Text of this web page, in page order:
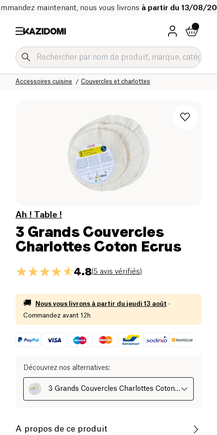
maintenant, nous vous livrons à partir du 13/08/
Couvercles et charlottes
Accessoires cuisine
Accessoires Cuisine Maison
Maison
Accueil
Ah ! Table !
3 Grands Couvercles
Charlottes Coton Ecrus
4.8(5 avis vérifiés)
🚚 Nous vous livrons à partir du jeudi 13 août ·
Commandez avant 12h
Découvrez nos alternatives:
3 Grands Couvercles Charlottes Coton
Ecrus
A propos de ce produit